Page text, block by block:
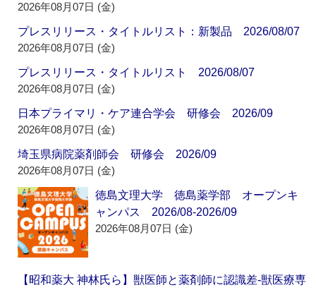
2026年08月07日 (金)
プレスリリース・タイトルリスト：新製品 2026/08/07
2026年08月07日 (金)
プレスリリース・タイトルリスト 2026/08/07
2026年08月07日 (金)
日本プライマリ・ケア連合学会 研修会 2026/09
2026年08月07日 (金)
埼玉県病院薬剤師会 研修会 2026/09
2026年08月07日 (金)
徳島文理大学 徳島薬学部 オープンキ
ャンパス 2026/08-2026/09
2026年08月07日 (金)
【昭和薬大 神林氏ら】獣医師と薬剤師に認識差‐獣医療専